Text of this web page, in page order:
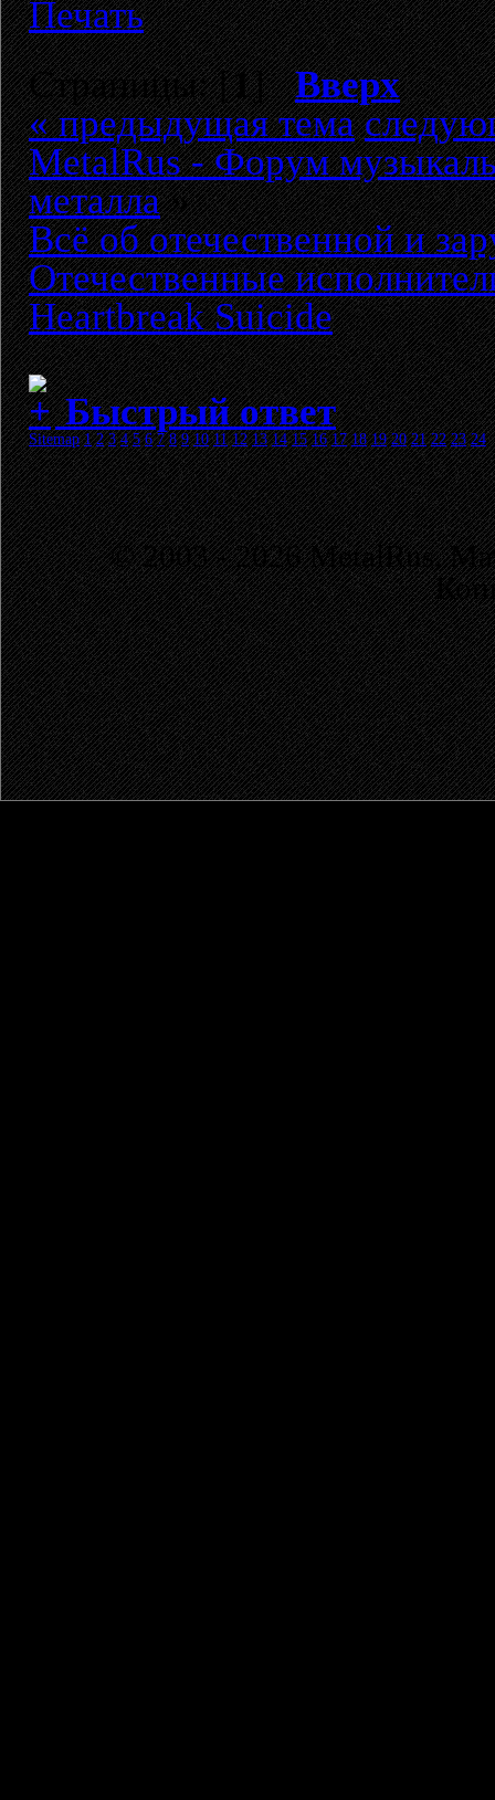
Печать
Страницы: [1]Вверх
« предыдущая тема
MetalRus - Форум
металла»
Всё об отечественной и
Отечественные
Heartbreak Suicide
Быстрый ответ
Sitemap 1 2 3 4 5 6 7 8 9 10 11 12 13 14 15 16 17 18 19 20 21 22 23 24
© 2003 - 2026 MetalRus.